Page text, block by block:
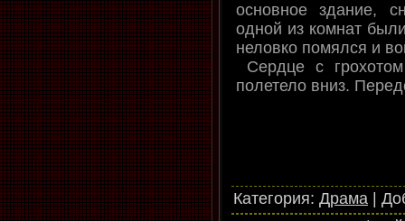
основное здание,
одной из комнат
неловко помялся и
Сердце с
полетело вниз.
Категория: Драма |